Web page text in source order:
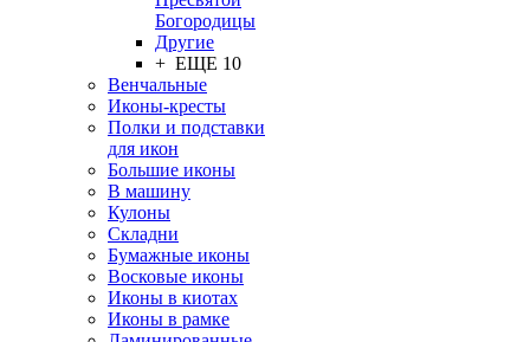
Богородицы
Другие
+ ЕЩЕ 10
Венчальные
Иконы-кресты
Полки и подставки
для икон
Большие иконы
В машину
Кулоны
Складни
Бумажные иконы
Восковые иконы
Иконы в киотах
Иконы в рамке